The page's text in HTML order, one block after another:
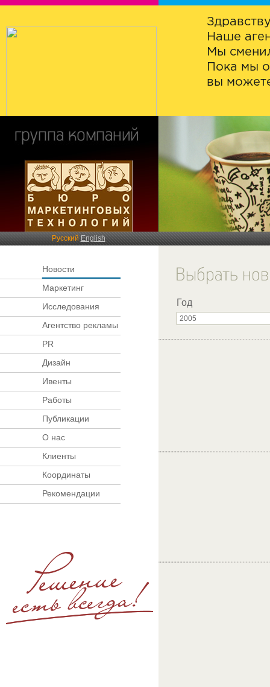
Наше
Мы
Пока мы
вы
РусскийEnglish
Новости
Маркетинг
Исследования
Агентство рекламы
PR
Дизайн
Ивенты
Работы
Публикации
О нас
Клиенты
Координаты
Рекомендации
Год